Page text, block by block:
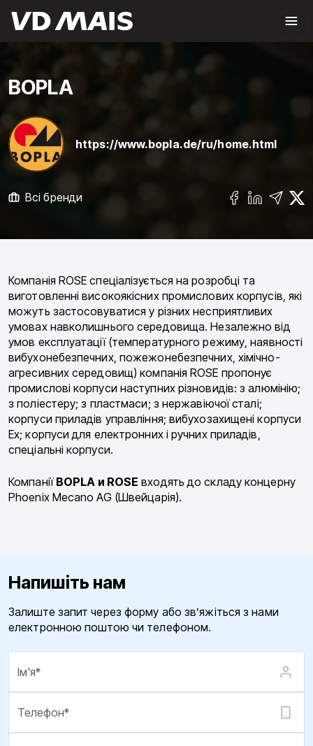
BOPLA
https://www.bopla.de/ru/home.html
Всі бренди
Компанія ROSE спеціалізується на розробці та
виготовленні високоякісних промислових корпусів, які
можуть застосовуватися у різних несприятливих
умовах навколишнього середовища. Незалежно від
умов експлуатації (температурного режиму, наявності
вибухонебезпечних, пожежонебезпечних, хімічно-
агресивних середовищ) компанія ROSE пропонує
промислові корпуси наступних різновидів: з алюмінію;
з поліестеру; з пластмаси; з нержавіючої сталі;
корпуси приладів управління; вибухозахищені корпуси
Ex; корпуси для електронних і ручних приладів,
спеціальні корпуси.
Компанії BOPLA и ROSE входять до складу концерну
Phoenix Mecano AG (Швейцарія).
Напишіть нам
Залиште запит через форму або зв’яжіться з нами
електронною поштою чи телефоном.